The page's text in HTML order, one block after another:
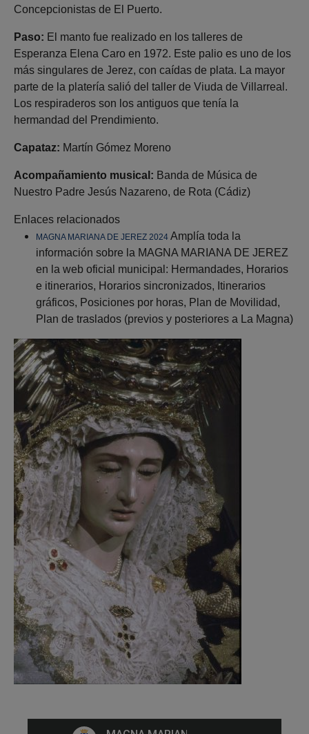
Concepcionistas de El Puerto.
Paso: El manto fue realizado en los talleres de
Esperanza Elena Caro en 1972. Este palio es uno de los
más singulares de Jerez, con caídas de plata. La mayor
parte de la platería salió del taller de Viuda de Villarreal.
Los respiraderos son los antiguos que tenía la
hermandad del Prendimiento.
Capataz: Martín Gómez Moreno
Acompañamiento musical: Banda de Música de
Nuestro Padre Jesús Nazareno, de Rota (Cádiz)
Enlaces relacionados
MAGNA MARIANA DE JEREZ 2024 Amplía toda la
información sobre la MAGNA MARIANA DE JEREZ
en la web oficial municipal: Hermandades, Horarios
e itinerarios, Horarios sincronizados, Itinerarios
gráficos, Posiciones por horas, Plan de Movilidad,
Plan de traslados (previos y posteriores a La Magna)